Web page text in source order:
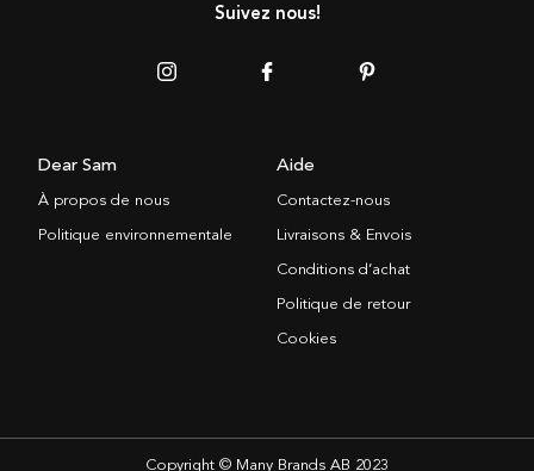
Suivez nous!
Dear Sam
À propos de nous
Politique environnementale
Aide
Contactez-nous
Livraisons & Envois
Conditions d’achat
Politique de retour
Cookies
Copyright © Many Brands AB 2023